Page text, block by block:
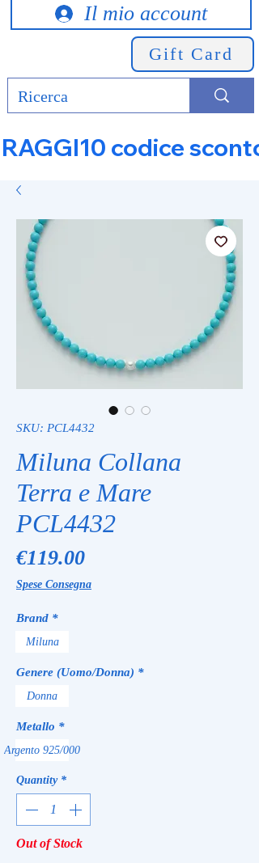
Il mio account
Gift Card
RAGGI10 codice
SKU: PCL4432
Miluna Collana
Terra e Mare
PCL4432
€119.00Price
Spese Consegna
Brand *
Miluna
Genere (Uomo/Donna) *
Donna
Metallo *
Argento 925/000
Quantity *
Out of Stock